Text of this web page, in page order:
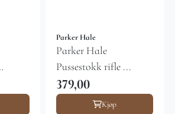
Parker Hale
Parker Hale
Pussestokk rifle ...
379,00
Kjøp